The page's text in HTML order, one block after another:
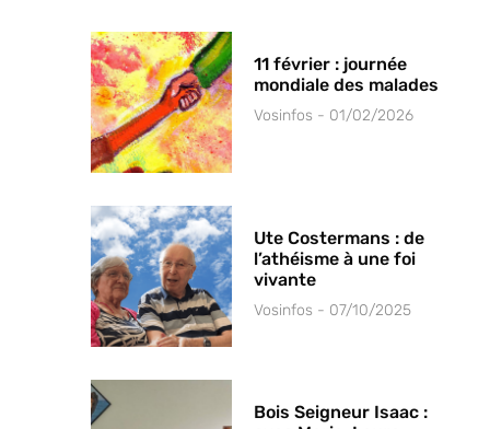
11 février : journée
mondiale des malades
Vosinfos 01/02/2026
Ute Costermans : de
l’athéisme à une foi
vivante
Vosinfos 07/10/2025
Bois Seigneur Isaac :